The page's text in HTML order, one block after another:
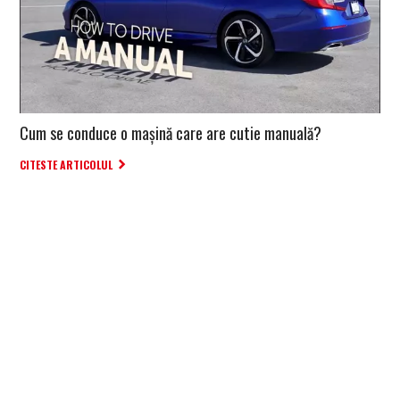
Cum se conduce o maşină care are cutie manuală?
CITESTE ARTICOLUL